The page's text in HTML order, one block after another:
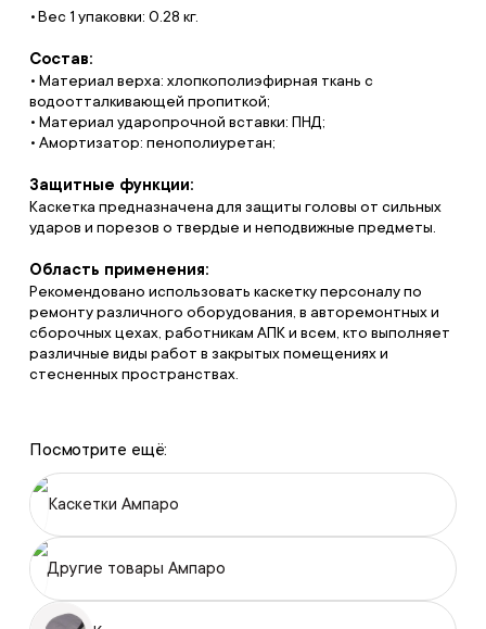
Вес 1 упаковки: 0.28 кг.
Состав:
• Материал верха: хлопкополиэфирная ткань c
водоотталкивающей пропиткой;
• Материал ударопрочной вставки: ПНД;
• Амортизатор: пенополиуретан;
Защитные функции:
Каскетка предназначена для защиты головы от сильных
ударов и порезов о твердые и неподвижные предметы.
Область применения:
Рекомендовано использовать каскетку персоналу по
ремонту различного оборудования, в авторемонтных и
сборочных цехах, работникам АПК и всем, кто выполняет
различные виды работ в закрытых помещениях и
стесненных пространствах.
Посмотрите ещё:
Каскетки Ампаро
Другие товары Ампаро